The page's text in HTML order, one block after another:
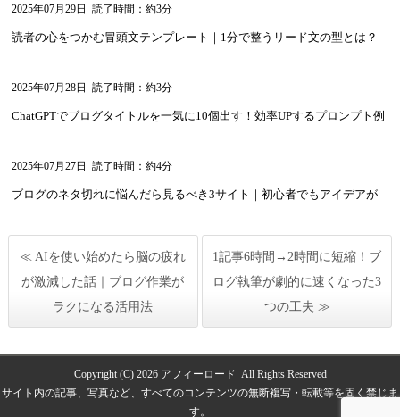
2025年07月29日 読了時間：約3分
読者の心をつかむ冒頭文テンプレート｜1分で整うリード文の型とは？
2025年07月28日 読了時間：約3分
ChatGPTでブログタイトルを一気に10個出す！効率UPするプロンプト例
2025年07月27日 読了時間：約4分
ブログのネタ切れに悩んだら見るべき3サイト｜初心者でもアイデアが
≪ AIを使い始めたら脳の疲れ
が激減した話｜ブログ作業が
ラクになる活用法
1記事6時間→2時間に短縮！ブ
ログ執筆が劇的に速くなった3
つの工夫 ≫
Copyright (C) 2026 アフィーロード All Rights Reserved
サイト内の記事、写真など、すべてのコンテンツの無断複写・転載等を固く禁じま
す。